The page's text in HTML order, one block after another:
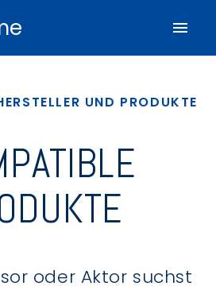
UND PRODUKTE
oder Aktor suchst